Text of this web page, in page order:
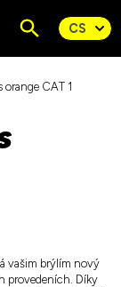
orange CAT 1
vašim brýlím nový
provedeních. Díky